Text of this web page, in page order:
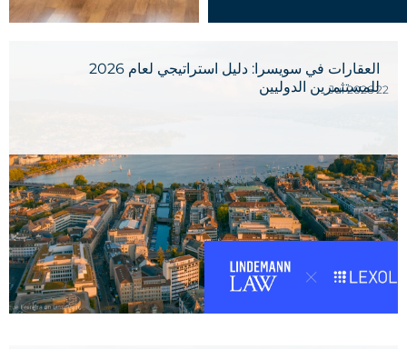
العقارات في سويسرا: دليل استراتيجي لعام 2026
للمستثمرين الدوليين22 Jul 2026